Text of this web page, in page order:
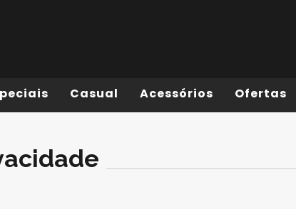
Casual Acessórios Ofertas